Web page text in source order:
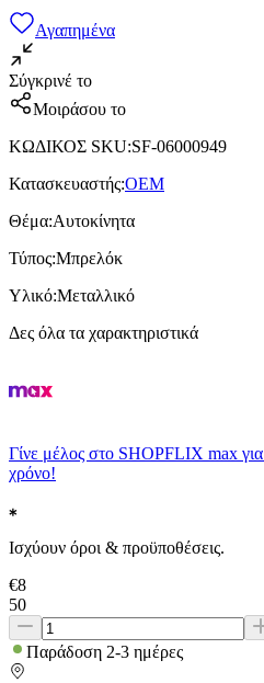
Αγαπημένα
Σύγκρινέ το
Μοιράσου το
ΚΩΔΙΚΟΣ SKU:SF-06000949
Κατασκευαστής:OEM
Θέμα:Αυτοκίνητα
Τύπος:Μπρελόκ
Υλικό:Μεταλλικό
Δες όλα τα χαρακτηριστικά
Γίνε μέλος στο SHOPFLIX max
χρόνο!
Ισχύουν όροι & προϋποθέσεις.
€8
50
Παράδοση 2-3 ημέρες